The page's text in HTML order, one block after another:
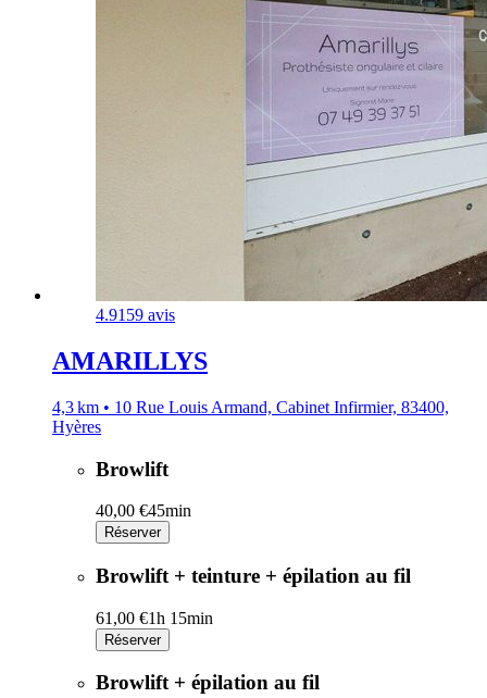
4.9159 avis
AMARILLYS
4,3 km • 10 Rue Louis Armand, Cabinet Infirmier, 83400,
Hyères
Browlift
40,00 €45min
Réserver
Browlift + teinture + épilation au fil
61,00 €1h 15min
Réserver
Browlift + épilation au fil